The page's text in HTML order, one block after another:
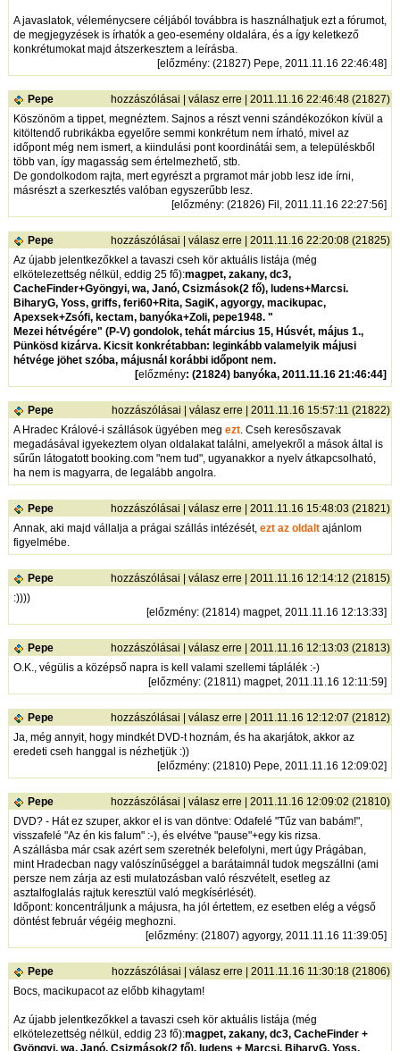
A javaslatok, véleménycsere céljából továbbra is használhatjuk ezt a fórumot,
de megjegyzések is írhatók a geo-esemény oldalára, és a így keletkező
konkrétumokat majd átszerkesztem a leírásba.
[előzmény: (21827) Pepe, 2011.11.16 22:46:48]
Pepe hozzászólásai |válasz erre | 2011.11.16 22:46:48 (21827)
Köszönöm a tippet, megnéztem. Sajnos a részt venni szándékozókon kívül a
kitöltendő rubrikákba egyelőre semmi konkrétum nem írható, mivel az
időpont még nem ismert, a kiindulási pont koordinátái sem, a településkből
több van, így magasság sem értelmezhető, stb.
De gondolkodom rajta, mert egyrészt a prgramot már jobb lesz ide írni,
másrészt a szerkesztés valóban egyszerűbb lesz.
[előzmény: (21826) Fil, 2011.11.16 22:27:56]
Pepe hozzászólásai |válasz erre | 2011.11.16 22:20:08 (21825)
Az újabb jelentkezőkkel a tavaszi cseh kör aktuális listája (még
elkötelezettség nélkül, eddig 25 fő):magpet, zakany, dc3,
CacheFinder+Gyöngyi, wa, Janó, Csizmások(2 fő), ludens+Marcsi.
BiharyG, Yoss, griffs, feri60+Rita, SagiK, agyorgy, macikupac,
Apexsek+Zsófi, kectam, banyóka+Zoli, pepe1948. "
Mezei hétvégére" (P-V) gondolok, tehát március 15, Húsvét, május 1.,
Pünkösd kizárva. Kicsit konkrétabban: leginkább valamelyik májusi
hétvége jöhet szóba, májusnál korábbi időpont nem.
[előzmény: (21824) banyóka, 2011.11.16 21:46:44]
Pepe hozzászólásai |válasz erre | 2011.11.16 15:57:11 (21822)
A Hradec Králové-i szállások ügyében megezt. Cseh keresőszavak
megadásával igyekeztem olyan oldalakat találni, amelyekről a mások által is
sűrűn látogatott booking.com "nem tud", ugyanakkor a nyelv átkapcsolható,
ha nem is magyarra, de legalább angolra.
Pepe hozzászólásai |válasz erre | 2011.11.16 15:48:03 (21821)
Annak, aki majd vállalja a prágai szállás intézését,ezt az oldalt ajánlom
figyelmébe.
Pepe hozzászólásai |válasz erre | 2011.11.16 12:14:12 (21815)
:))))
[előzmény: (21814) magpet, 2011.11.16 12:13:33]
Pepe hozzászólásai |válasz erre | 2011.11.16 12:13:03 (21813)
O.K., végülis a középső napra is kell valami szellemi táplálék :-)
[előzmény: (21811) magpet, 2011.11.16 12:11:59]
Pepe hozzászólásai |válasz erre | 2011.11.16 12:12:07 (21812)
Ja, még annyit, hogy mindkét DVD-t hoznám, és ha akarjátok, akkor az
eredeti cseh hanggal is nézhetjük :))
[előzmény: (21810) Pepe, 2011.11.16 12:09:02]
Pepe hozzászólásai |válasz erre | 2011.11.16 12:09:02 (21810)
DVD? - Hát ez szuper, akkor el is van döntve: Odafelé "Tűz van babám!",
visszafelé "Az én kis falum" :-), és elvétve "pause"+egy kis rizsa.
A szállásba már csak azért sem szeretnék belefolyni, mert úgy Prágában,
mint Hradecban nagy valószínűséggel a barátaimnál tudok megszállni (ami
persze nem zárja az esti mulatozásban való részvételt, esetleg az
asztalfoglalás rajtuk keresztül való megkísérlését).
Időpont: koncentráljunk a májusra, ha jól értettem, ez esetben elég a végső
döntést február végéig meghozni.
[előzmény: (21807) agyorgy, 2011.11.16 11:39:05]
Pepe hozzászólásai |válasz erre | 2011.11.16 11:30:18 (21806)
Bocs, macikupacot az előbb kihagytam!
Az újabb jelentkezőkkel a tavaszi cseh kör aktuális listája (még
elkötelezettség nélkül, eddig 23 fő):magpet, zakany, dc3, CacheFinder +